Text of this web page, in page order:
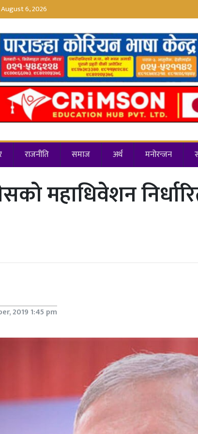
August 6, 2026
राजनीति समाज अर्थ मनोरन्जन
महाधिवेशन
2019 1:45 pm